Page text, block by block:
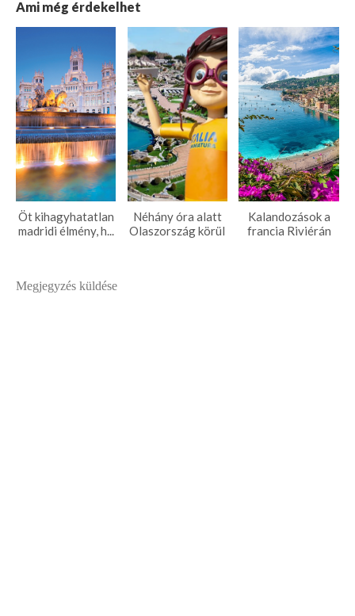
Ami még érdekelhet
Öt kihagyhatatlan
madridi élmény, h...
Néhány óra alatt
Olaszország körül
Kalandozások a
francia Riviérán
Megjegyzés küldése